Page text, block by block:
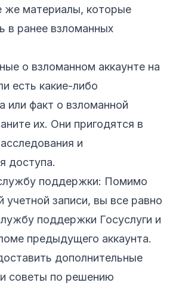
же материалы, которые
в ранее взломанных
о взломанном аккаунте на
есть какие-либо
или факт о взломанной
их. Они пригодятся в
и
доступа.
поддержки: Помимо
учетной записи, вы все равно
поддержки Госуслуги и
предыдущего аккаунта.
дополнительные
советы по решению